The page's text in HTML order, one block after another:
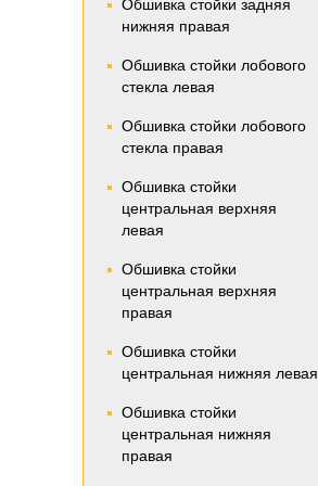
Обшивка стойки задняя
нижняя правая
Обшивка стойки лобового
стекла левая
Обшивка стойки лобового
стекла правая
Обшивка стойки
центральная верхняя
левая
Обшивка стойки
центральная верхняя
правая
Обшивка стойки
центральная нижняя левая
Обшивка стойки
центральная нижняя
правая